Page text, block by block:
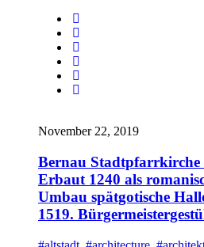
November 22, 2019
Bernau Stadtpfarrkirche
Erbaut 1240 als
Umbau spätgotische
1519.